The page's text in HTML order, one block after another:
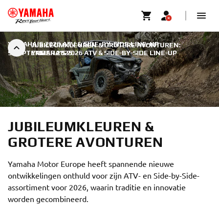
JUBILEUMKLEUREN & GROTERE AVONTUREN:
YAMAHA’S 2026 ATV & SIDE-BY-SIDE LINE-UP
YAMAHA’S 2026 ATV & SIDE-BY-SIDE LINE-UP |
9 SEPTEMBER 2025
JUBILEUMKLEUREN &
GROTERE AVONTUREN
Yamaha Motor Europe heeft spannende nieuwe
ontwikkelingen onthuld voor zijn ATV- en Side-by-Side-
assortiment voor 2026, waarin traditie en innovatie
worden gecombineerd.